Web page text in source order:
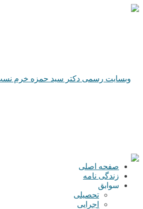
صفحه اصلی
زندگی نامه
سوابق
تحصیلی
اجرایی